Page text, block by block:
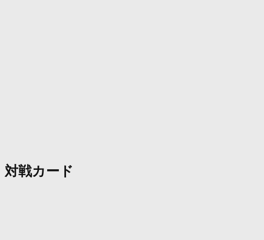
対戦カード